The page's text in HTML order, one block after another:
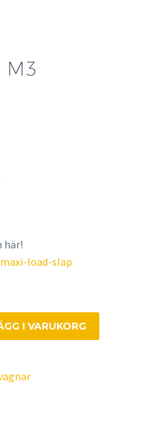
M3
här!
load-slap
I VARUKORG